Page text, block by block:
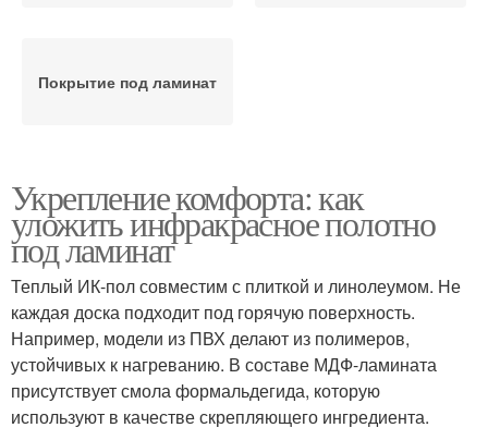
Покрытие под ламинат
Укрепление комфорта: как
уложить инфракрасное полотно
под ламинат
Теплый ИК-пол совместим с плиткой и линолеумом. Не
каждая доска подходит под горячую поверхность.
Например, модели из ПВХ делают из полимеров,
устойчивых к нагреванию. В составе МДФ-ламината
присутствует смола формальдегида, которую
используют в качестве скрепляющего ингредиента.